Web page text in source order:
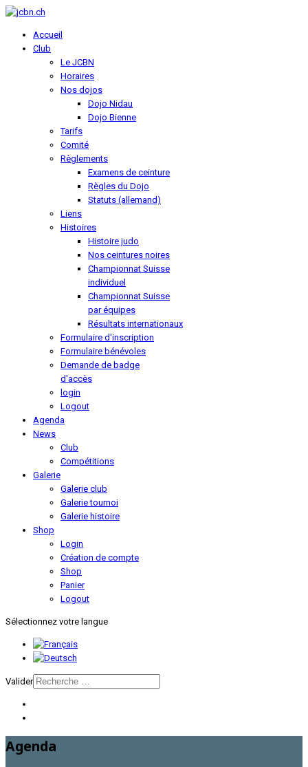
Accueil
Club
Le JCBN
Horaires
Nos dojos
Dojo Nidau
Dojo Bienne
Tarifs
Comité
Règlements
Examens de ceinture
Règles du Dojo
Statuts (allemand)
Liens
Histoires
Histoire judo
Nos ceintures noires
Championnat Suisse
individuel
Championnat Suisse
par équipes
Résultats internationaux
Formulaire d'inscription
Formulaire bénévoles
Demande de badge
d'accès
login
Logout
Agenda
News
Club
Compétitions
Galerie
Galerie club
Galerie tournoi
Galerie histoire
Shop
Login
Création de compte
Shop
Panier
Logout
Sélectionnez votre langue
Valider
Agenda